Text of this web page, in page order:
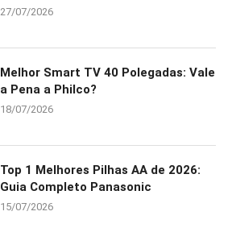
27/07/2026
Melhor Smart TV 40 Polegadas: Vale
a Pena a Philco?
18/07/2026
Top 1 Melhores Pilhas AA de 2026:
Guia Completo Panasonic
15/07/2026